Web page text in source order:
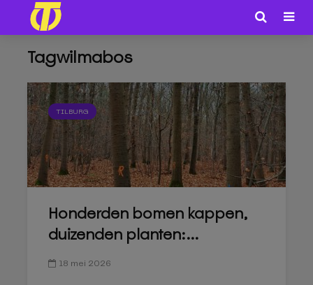
Tagwilmabos
TILBURG
Honderden bomen kappen,
duizenden planten:...
18 mei 2026